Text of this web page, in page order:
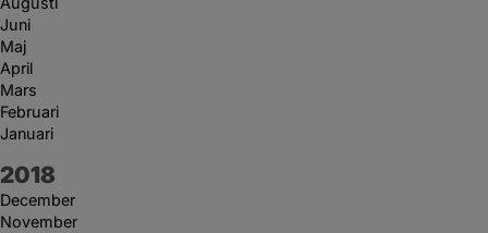
Juni
Maj
April
Mars
Februari
Januari
År:
2018
December
November